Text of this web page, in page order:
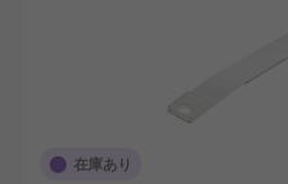
在庫あり